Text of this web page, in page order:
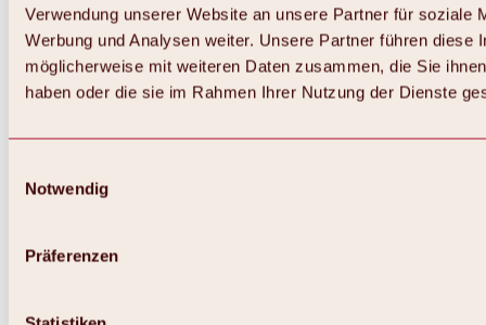
Verwendung unserer Website an unsere Partner für soziale
Werbung und Analysen weiter. Unsere Partner führen diese
möglicherweise mit weiteren Daten zusammen, die Sie
haben oder die sie im Rahmen Ihrer Nutzung der Dienste
Notwendig
Präferenzen